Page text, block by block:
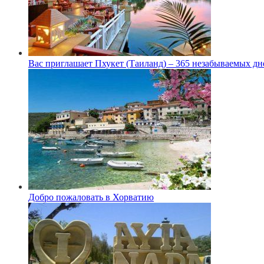
Вас приглашает Пхукет (Таиланд) – 365 незабываемых
Добро пожаловать в Хорватию